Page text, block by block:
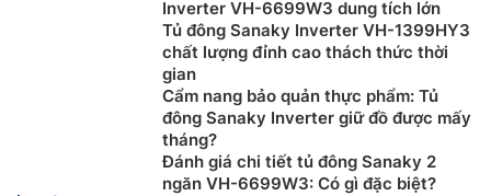
Inverter VH-6699W3 dung tích lớn
Tủ đông Sanaky Inverter VH-1399HY3
chất lượng đỉnh cao thách thức thời
gian
Cẩm nang bảo quản thực phẩm: Tủ
đông Sanaky Inverter giữ đồ được mấy
tháng?
Đánh giá chi tiết tủ đông Sanaky 2
ngăn VH-6699W3: Có gì đặc biệt?